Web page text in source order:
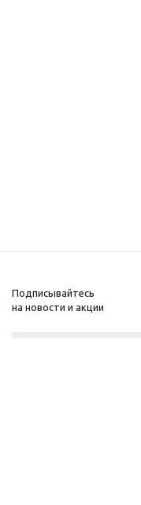
Подписывайтесь
на новости и акции